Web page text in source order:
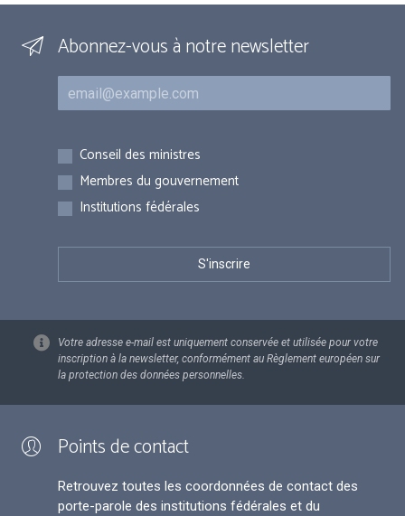
Abonnez-vous à notre newsletter
Courriel
Inscriptions
Conseil des ministres
Membres du gouvernement
Institutions fédérales
Votre adresse e-mail est uniquement conservée et utilisée pour votre
inscription à la newsletter, conformément au Règlement européen sur
la protection des données personnelles.
Points de contact
Retrouvez toutes les coordonnées de contact des
porte-parole des institutions fédérales et du